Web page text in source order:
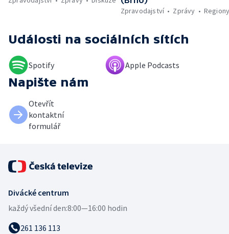
Zpravodajství
Zprávy
Události na sociálních sítích
Spotify Apple Podcasts
Napište nám
Otevřít
kontaktní
formulář
Divácké centrum
každý všední den:8:00—16:00 hodin
261 136 113